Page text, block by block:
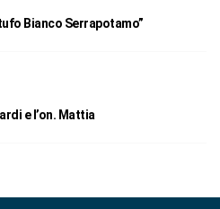
Bianco Serrapotamo”
e l’on. Mattia